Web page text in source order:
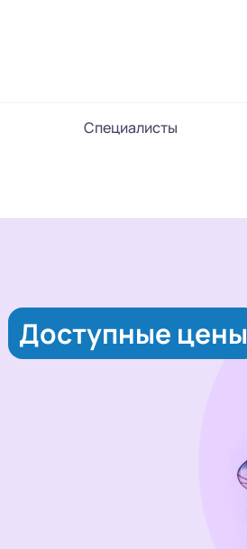
Специалисты
Доступные цены